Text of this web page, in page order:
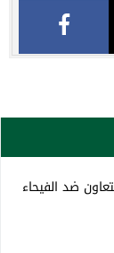
ضد الفيحاء